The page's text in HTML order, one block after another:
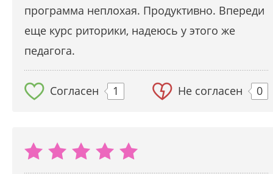
программа неплохая. Продуктивно. Впереди
еще курс риторики, надеюсь у этого же
педагога.
Согласен 1 Не согласен 0